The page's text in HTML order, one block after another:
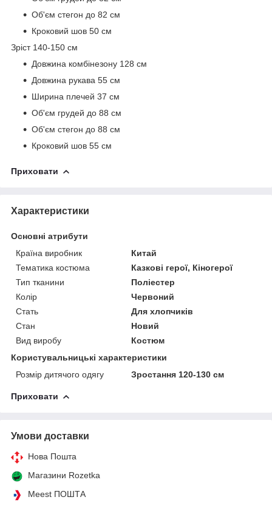
Об'єм стегон до 82 см
Кроковий шов 50 см
Зріст 140-150 см
Довжина комбінезону 128 см
Довжина рукава 55 см
Ширина плечей 37 см
Об'єм грудей до 88 см
Об'єм стегон до 88 см
Кроковий шов 55 см
Приховати
Характеристики
Основні атрибути
Країна виробник
Китай
Тематика костюма
Казкові герої, Кіногерої
Тип тканини
Поліестер
Колір
Червоний
Стать
Для хлопчиків
Стан
Новий
Вид виробу
Костюм
Користувальницькі характеристики
Розмір дитячого одягу
Зростання 120-130 см
Приховати
Умови доставки
Нова Пошта
Магазини Rozetka
Meest ПОШТА